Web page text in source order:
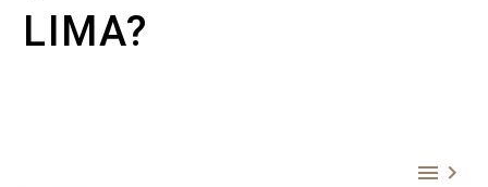
LIMA?
 